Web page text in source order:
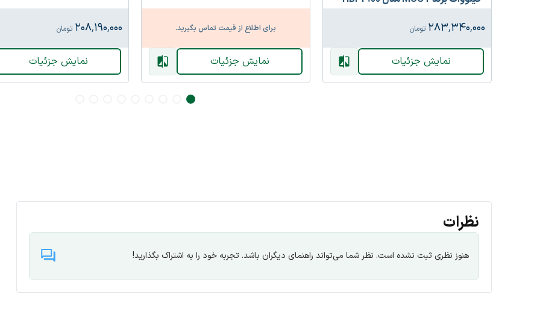
۲۸۳٬۳۴۰٬۰۰۰ تومان
نمایش جزئیات
برای اطلاع از قیمت تماس بگیرید.
نمایش جزئیات
۲۰۸٬۱۹۰٬۰۰۰ تومان
نمایش جزئیات
نظرات
هنوز نظری ثبت نشده است. نظر شما می‌تواند راهنمای دیگران باشد. تجربه خود را به اشتراک بگذارید!